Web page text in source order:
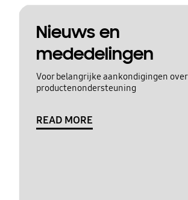
Nieuws en
mededelingen
Voor belangrijke aankondigingen over
productenondersteuning
READ MORE